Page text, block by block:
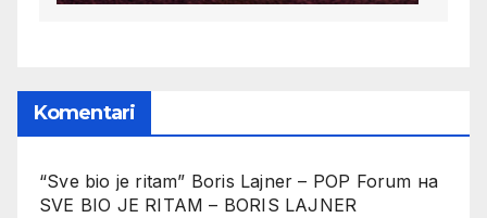
Komentari
“Sve bio je ritam” Boris Lajner – POP Forum на
SVE BIO JE RITAM – BORIS LAJNER